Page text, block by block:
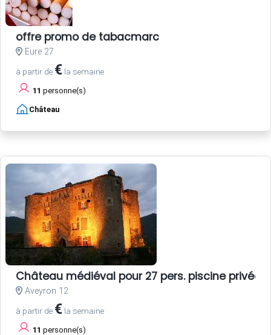
offre promo de tabacmarc
Eure 27
à partir de € la semaine
11 personne(s)
Château
Château médiéval pour 27 pers. piscine privée
Aveyron 12
à partir de € la semaine
11 personne(s)